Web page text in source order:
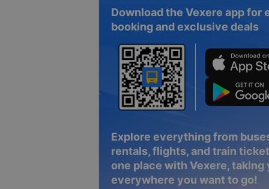
Download the Vexere app for
booking and exclusive deals
Explore everything from
rentals, flights, and train
one place with Vexere, taking
everywhere you want to go!